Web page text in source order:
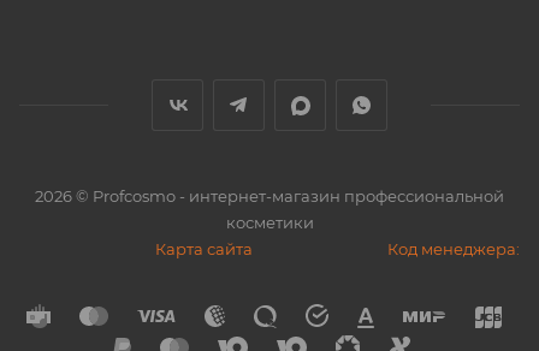
2026© Profcosmo - интернет-магазин профессиональной
косметики
Карта сайта
Код менеджера: